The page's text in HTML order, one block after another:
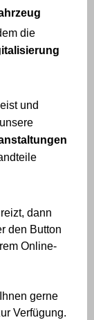
die
und
dann
den Button
Online-
gerne
Verfügung.